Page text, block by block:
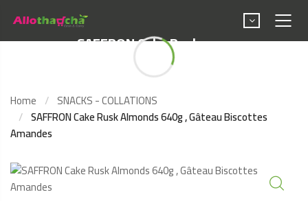
SAFFRON Cake Rusk
Almonds 640g , Gâteau
Biscottes Amandes
Home
SNACKS - COLLATIONS
SAFFRON Cake Rusk Almonds 640g , Gâteau Biscottes
Amandes